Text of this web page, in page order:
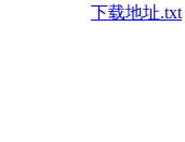
下载地址.txt